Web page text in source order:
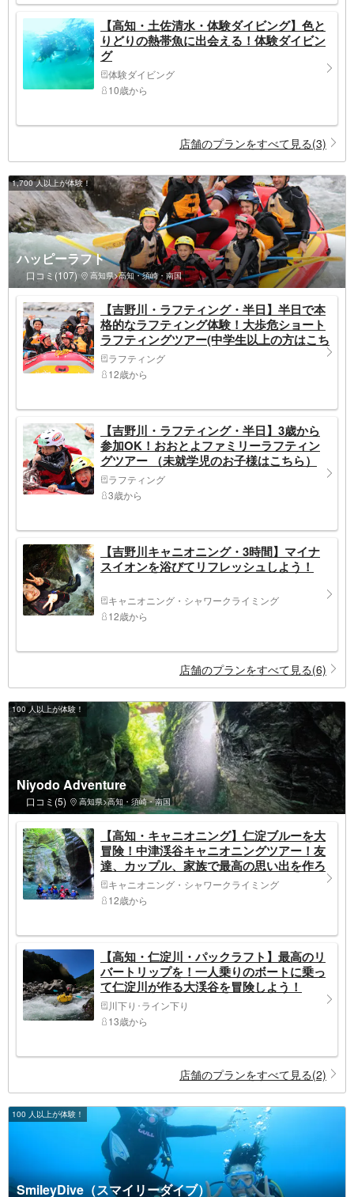
【高知・土佐清水・体験ダイビング】色と
りどりの熱帯魚に出会える！体験ダイビン
グ
体験ダイビング
10歳から
店舗のプランをすべて見る(3)
1,700 人以上が体験！
ハッピーラフト
口コミ(107) 高知県>高知・須崎・南国
【吉野川・ラフティング・半日】半日で本
格的なラフティング体験！大歩危ショート
ラフティングツアー(中学生以上の方はこち
ら)ラフティング
12歳から
【吉野川・ラフティング・半日】3歳から
参加OK！おおとよファミリーラフティン
グツアー （未就学児のお子様はこちら）
ラフティング
3歳から
【吉野川キャニオニング・3時間】マイナ
スイオンを浴びてリフレッシュしよう！
キャニオニング・シャワークライミング
12歳から
店舗のプランをすべて見る(6)
100 人以上が体験！
Niyodo Adventure
口コミ(5) 高知県>高知・須崎・南国
【高知・キャニオニング】仁淀ブルーを大
冒険！中津渓谷キャニオニングツアー！友
達、カップル、家族で最高の思い出を作ろ
う！写真、動画はプレゼント！
キャニオニング・シャワークライミング
12歳から
【高知・仁淀川・パックラフト】最高のリ
バートリップを！一人乗りのボートに乗っ
て仁淀川が作る大渓谷を冒険しよう！
川下り･ライン下り
13歳から
店舗のプランをすべて見る(2)
100 人以上が体験！
SmileyDive（スマイリーダイブ）